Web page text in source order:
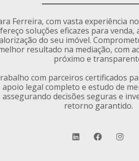
Ferreira, com vasta experiência
soluções eficazes para
do seu imóvel.
resultado na mediação, com
próximo e
com parceiros certificados
apoio legal completo e estudo de
assegurando decisões seguras e
retorno garantido.